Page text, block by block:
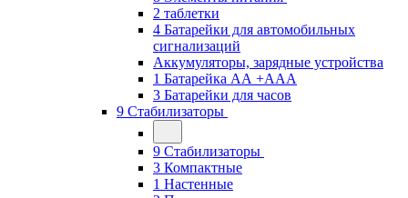
2 таблетки
4 Батарейки для автомобильных
сигнализаций
Аккумуляторы, зарядные устройства
1 Батарейка АА +ААА
3 Батарейки для часов
9 Стабилизаторы
9 Стабилизаторы
3 Компактные
1 Настенные